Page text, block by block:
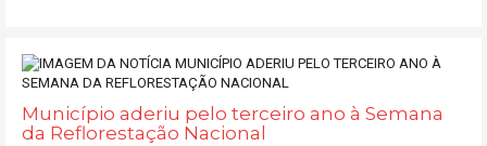
Município aderiu pelo terceiro ano à Semana
da Reflorestação Nacional